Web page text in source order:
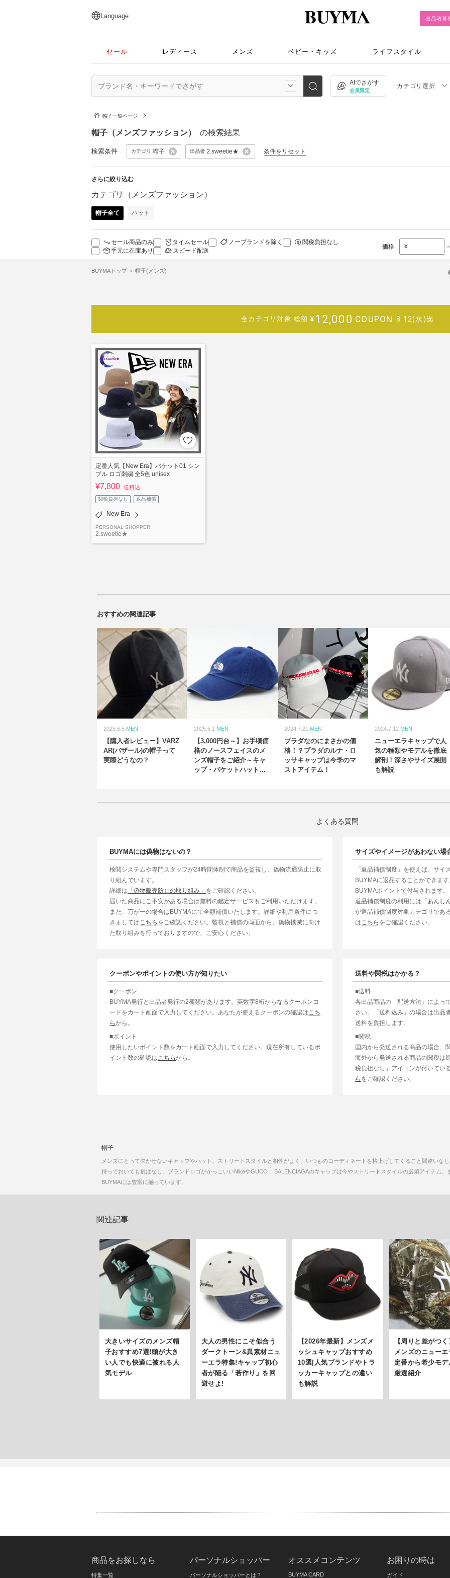
日本語
English
简体中文
繁體中文
Language 出品者募
セール レディース メンズ ベビー・キッズ ライフスタイル
AIでさがす
会員限定
カテゴリ選択
帽子一覧ページ
帽子（メンズファッション） の検索結果
検索条件 カテゴリ 帽子 出品者 2.sweetie★ 条件をリセット
さらに絞り込む
カテゴリ（メンズファッション）
帽子全て ハット
セール商品のみ タイムセール ノーブランドを除く
関税負担なし
手元に在庫あり
スピード配送
価格 ¥
BUYMAトップ 帽子(メンズ)
全カテゴリ対象 総額 ¥12,000 COUPON 8.12(水)迄
定番人気【New Era】バケット01 シン
プル ロゴ刺繍 全5色 unisex
¥7,800 送料込
関税負担なし 返品補償
New Era
PERSONAL SHOPPER
2.sweetie★
おすすめの関連記事
2025.6.5 MEN
【購入者レビュー】VARZ
AR(バザール)の帽子って
実際どうなの？
2025.6.1 MEN
【3,000円台～】お手頃価
格のノースフェイスのメ
ンズ帽子をご紹介～キャ
ップ・バケットハット・
2024.7.21 MEN
プラダなのにまさかの価
格！？プラダのルナ・ロ
ッサキャップは今季のマ
ストアイテム！
2024.7.12 MEN
ニューエラキャップで人
気の種類やモデルを徹底
解剖！深さやサイズ展開
も解説
よくある質問
BUYMAには偽物はないの？
検閲システムや専門スタッフが24時間体制で商品を監視し、偽物流通防止に取
り組んでいます。
詳細は 「偽物販売防止の取り組み」 をご確認ください。
届いた商品にご不安がある場合は無料の鑑定サービスもご利用いただけます。
また、万が一の場合はBUYMAにて全額補償いたします。詳細や利用条件につ
きましては こちら をご確認ください。監視と補償の両面から、偽物撲滅に向け
た取り組みを行っておりますので、ご安心ください。
サイズやイメージがあわない場
「返品補償制度」を使えば、サ
BUYMAに返品することができま
BUYMAポイントで付与されます。
返品補償制度の利用には「 あんし
が返品補償制度対象カテゴリであ
は こちら をご確認ください。
クーポンやポイントの使い方が知りたい
■クーポン
BUYMA発行と出品者発行の2種類があります。英数字8桁からなるクーポンコ
ードをカート画面で入力してください。あなたが使えるクーポンの確認は こち
らから。
■ポイント
使用したいポイント数をカート画面で入力してください。現在所有しているポ
イント数の確認は こちらから。
送料や関税はかかる？
■送料
各出品商品の「配送方法」によっ
さい。「送料込み」の場合は出品
送料を負担します。
■関税
国内から発送される商品の場合、
海外から発送される商品の関税は
税負担なし」アイコンが付いてい
ら をご確認ください。
帽子
メンズにとって欠かせないキャップやハット。ストリートスタイルと相性がよく、いつものコーディネートを格上げしてくること間違いな
持っておいても損はなし。ブランドロゴがかっこいいNikeやGUCCI、BALENCIAGAのキャップは今やストリートスタイルの必須アイテム
BUYMAには豊富に揃っています。
関連記事
大きいサイズのメンズ帽
子おすすめ7選!頭が大き
い人でも快適に被れる人
気モデル
大人の男性にこそ似合う
ダークトーン&異素材ニュ
ーエラ特集!キャップ初心
者が陥る「若作り」を回
避せよ!
【2026年最新】メンズメ
ッシュキャップおすすめ
10選|人気ブランドやトラ
ッカーキャップとの違い
も解説
【周りと差がつ
メンズのニュー
定番から希少モ
厳選紹介
商品をお探しなら
特集一覧
パーソナルショッパー
パーソナルショッパーとは？
オススメコンテンツ
BUYMA CARD
お困りの時は
ガイド